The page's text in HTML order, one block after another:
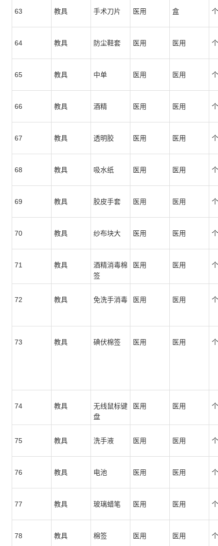
63 教具 手术刀片 医用 盒 个
64 教具 防尘鞋套 医用 医用 个
65 教具 中单 医用 医用 个
66 教具 酒精 医用 医用 个
67 教具 透明胶 医用 医用 个
68 教具 吸水纸 医用 医用 个
69 教具 胶皮手套 医用 医用 个
70 教具 纱布块大 医用 医用 个
71 教具
酒精消毒棉
签
医用 医用 个
72 教具 免洗手消毒 医用 医用 个
73 教具 碘伏棉签 医用 医用 个
74 教具
无线鼠标键
盘
医用 医用 个
75 教具 洗手液 医用 医用 个
76 教具 电池 医用 医用 个
77 教具 玻璃蜡笔 医用 医用 个
78 教具 棉签 医用 医用 个